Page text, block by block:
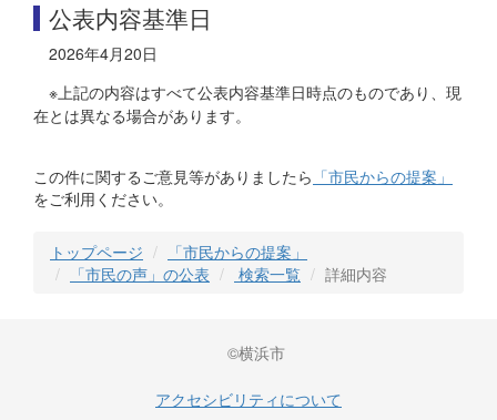
公表内容基準日
2026年4月20日
※上記の内容はすべて公表内容基準日時点のものであり、現
在とは異なる場合があります。
この件に関するご意見等がありましたら 「市民からの提案」
をご利用ください。
トップページ
「市民からの提案」
「市民の声」の公表
検索一覧 詳細内容
©横浜市
アクセシビリティについて